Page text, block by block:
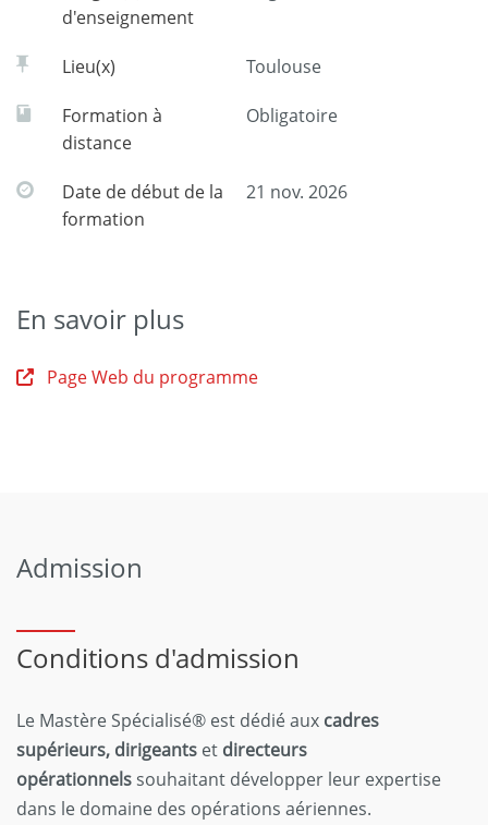
d'enseignement
Lieu(x) Toulouse
Formation à
distance
Obligatoire
Date de début de la
formation
21 nov. 2026
En savoir plus
Page Web du programme
Admission
Conditions d'admission
Le Mastère Spécialisé® est dédié aux cadres
supérieurs, dirigeants et directeurs
opérationnelssouhaitant développer leur expertise
dans le domaine des opérations aériennes.